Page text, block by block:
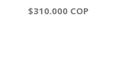
$310.000 COP